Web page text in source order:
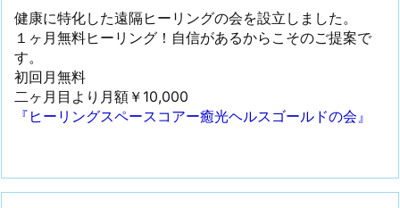
健康に特化した遠隔ヒーリングの会を設立しました。
１ヶ月無料ヒーリング！自信があるからこそのご提案で
す。
初回月無料
二ヶ月目より月額￥10,000
『ヒーリングスペースコアー癒光ヘルスゴールドの会』